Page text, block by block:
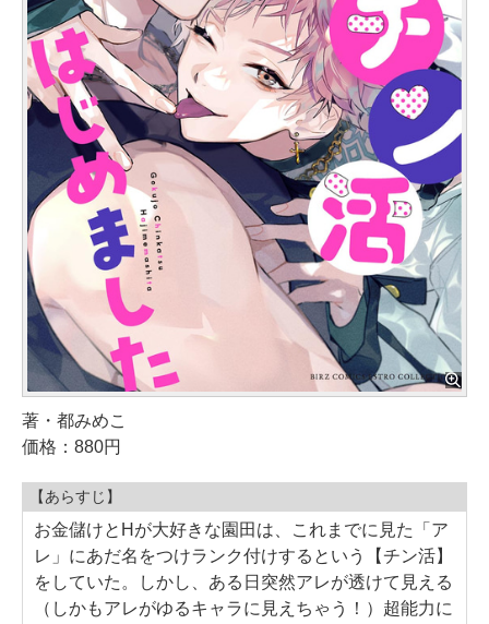
著・都みめこ
価格：880円
【あらすじ】
お金儲けとHが大好きな園田は、これまでに見た「ア
レ」にあだ名をつけランク付けするという【チン活】
をしていた。しかし、ある日突然アレが透けて見える
（しかもアレがゆるキャラに見えちゃう！）超能力に